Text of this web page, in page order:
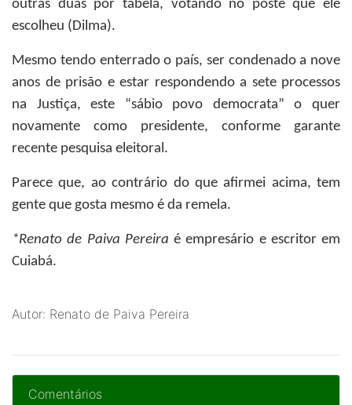
outras duas por tabela, votando no poste que ele
escolheu (Dilma).
Mesmo tendo enterrado o país, ser condenado a nove
anos de prisão e estar respondendo a sete processos
na Justiça, este “sábio povo democrata” o quer
novamente como presidente, conforme garante
recente pesquisa eleitoral.
Parece que, ao contrário do que afirmei acima, tem
gente que gosta mesmo é da remela.
*Renato de Paiva Pereira é empresário e escritor em
Cuiabá.
Autor: Renato de Paiva Pereira
Comentários